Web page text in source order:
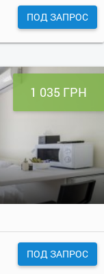
ПОД ЗАПРОС
1 035 ГРН
ПОД ЗАПРОС